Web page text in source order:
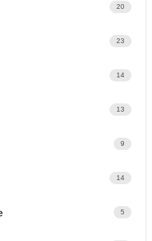
20
23
14
13
9
14
5